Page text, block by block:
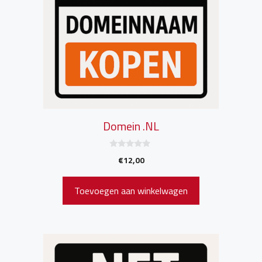
Domein .NL
n
€12,00
Toevoegen aan winkelwagen